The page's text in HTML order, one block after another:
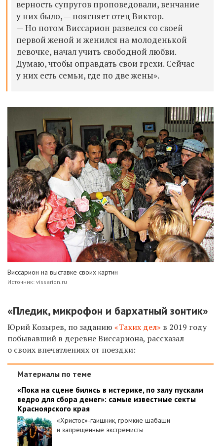
верность супругов проповедовали, венчание
у них было, — поясняет отец Виктор.
— Но потом Виссарион развелся со своей
первой женой и женился на молоденькой
девочке, начал учить свободной любви.
Думаю, чтобы оправдать свои грехи. Сейчас
у них есть семьи, где по две жены».
Виссарион на выставке своих картин
Источник: vissarion.ru
«Пледик, микрофон и бархатный зонтик»
Юрий Козырев, по заданию «Таких дел» в 2019 году
побывавший в деревне Виссариона, рассказал
о своих впечатлениях от поездки:
Материалы по теме
«Пока на сцене бились в истерике, по залу пускали
ведро для сбора денег»: самые известные секты
Красноярского края
«Христос»-гаишник, громкие шабаши
и запрещенные экстремисты